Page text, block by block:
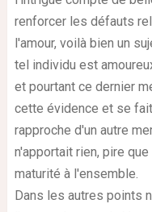
renforcer les défauts
l'amour, voilà bien un
tel individu est
et pourtant ce dernier
cette évidence et se
rapproche d'un autre
n'apportait rien, pire
maturité à l'ensemble.
Dans les autres points